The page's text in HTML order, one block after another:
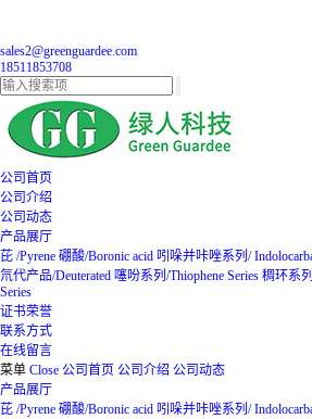
sales2@greenguardee.com
18511853708
公司首页
公司介绍
公司动态
产品展厅
芘 /Pyrene 硼酸/Boronic acid 吲哚并咔唑系列/
氘代产品/Deuterated 噻吩系列/Thiophene Series 稠环系
Series
证书荣誉
联系方式
在线留言
菜单 Close 公司首页 公司介绍 公司动态
产品展厅
芘 /Pyrene 硼酸/Boronic acid 吲哚并咔唑系列/